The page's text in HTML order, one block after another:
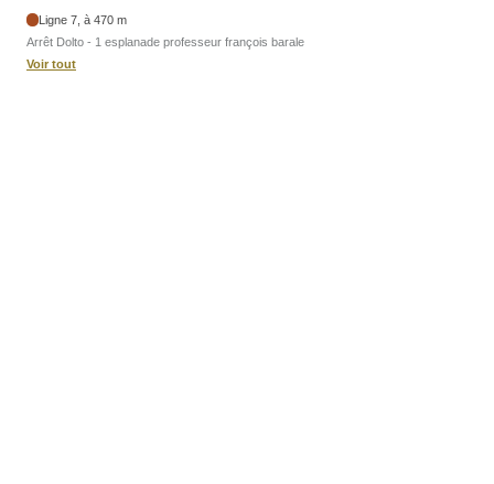
Ligne 7, à 470 m
Arrêt Dolto - 1 esplanade professeur françois barale
Voir tout